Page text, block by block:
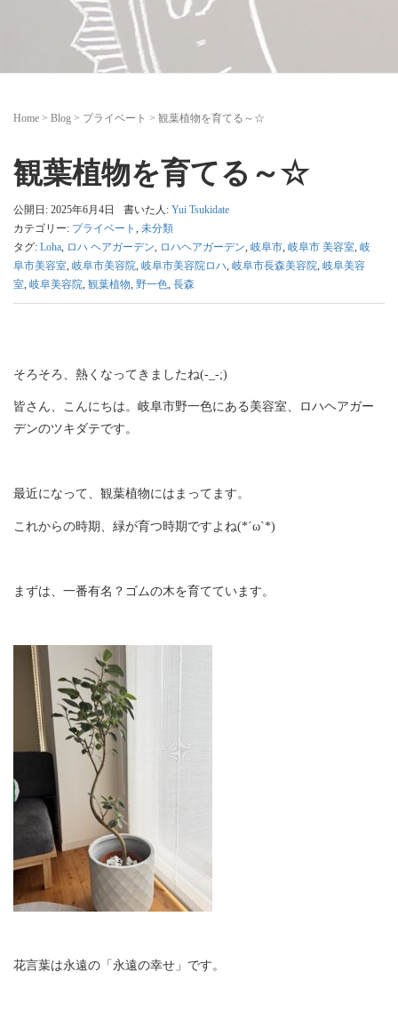
Home > Blog > プライベート > 観葉植物を育てる～☆
観葉植物を育てる～☆
公開日: 2025年6月4日 書いた人: Yui Tsukidate
カテゴリー: プライベート , 未分類
タグ: Loha, ロハ ヘアガーデン, ロハヘアガーデン, 岐阜市, 岐阜市 美容室, 岐
阜市美容室, 岐阜市美容院, 岐阜市美容院ロハ, 岐阜市長森美容院, 岐阜美容
室, 岐阜美容院, 観葉植物, 野一色, 長森
そろそろ、熱くなってきましたね(-_-;)
皆さん、こんにちは。岐阜市野一色にある美容室、ロハヘアガー
デンのツキダテです。
最近になって、観葉植物にはまってます。
これからの時期、緑が育つ時期ですよね(*´ω`*)
まずは、一番有名？ゴムの木を育てています。
花言葉は永遠の「永遠の幸せ」です。